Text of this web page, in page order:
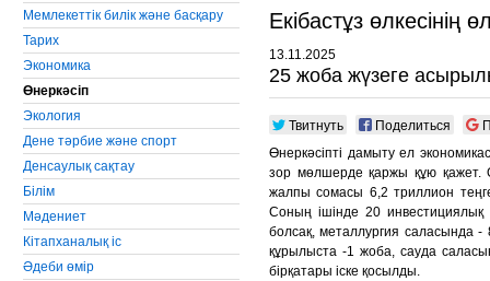
Мемлекеттiк билiк және басқару
Тарих
Экономика
Өнеркәсiп
Экология
Дене тәрбие және спорт
Денсаулық сақтау
Бiлiм
Мәдениет
Кiтапханалық iс
Әдеби өмiр
Екiбастұз өлкесiнiң
13.11.2025
25 жоба жүзеге
Твитнуть Поделиться
Өнеркәсіпті дамыту ел
зор мөлшерде қаржы құю қажет.
жалпы сомасы 6,2 триллион
Соның ішінде 20
болсақ, металлургия саласында
құрылыста -1 жоба, сауда
бірқатары іске қосылды.